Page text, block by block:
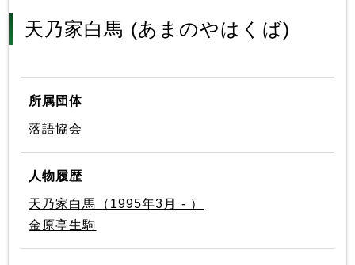
天乃家白馬 (あまのやはくば)
所属団体
落語協会
人物履歴
天乃家白馬（1995年3月 - ）
金原亭生駒